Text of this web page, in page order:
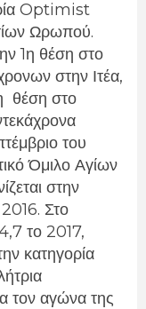
Optimist
Ωρωπού.
1η θέση στο
στην Ιτέα,
θέση στο
του
Όμιλο Αγίων
στην
Στο
το 2017,
κατηγορία
τον αγώνα της